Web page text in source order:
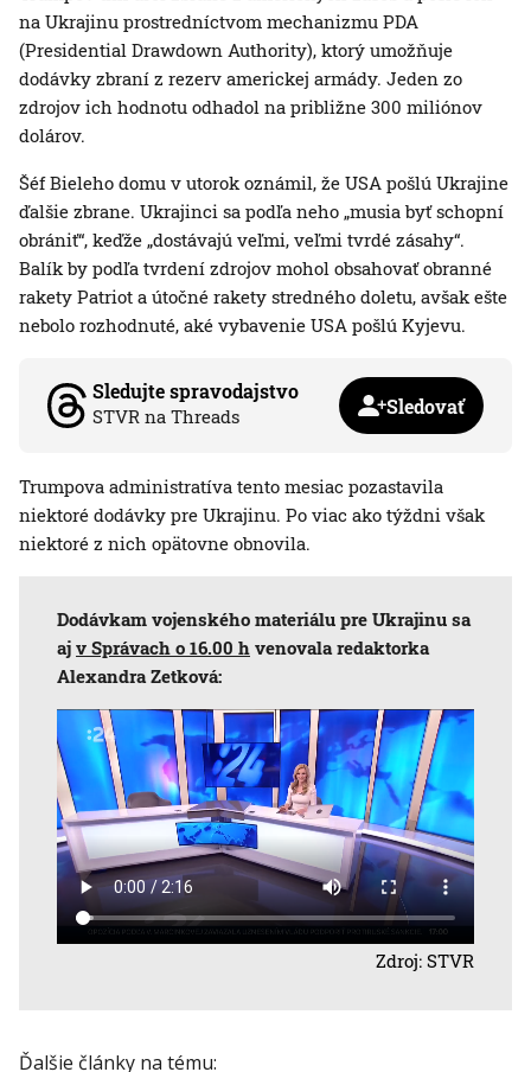
na Ukrajinu prostredníctvom mechanizmu PDA
(Presidential Drawdown Authority), ktorý umožňuje
dodávky zbraní z rezerv americkej armády. Jeden zo
zdrojov ich hodnotu odhadol na približne 300 miliónov
dolárov.
Šéf Bieleho domu v utorok oznámil, že USA pošlú Ukrajine
ďalšie zbrane. Ukrajinci sa podľa neho „musia byť schopní
obrániť“, keďže „dostávajú veľmi, veľmi tvrdé zásahy“.
Balík by podľa tvrdení zdrojov mohol obsahovať obranné
rakety Patriot a útočné rakety stredného doletu, avšak ešte
nebolo rozhodnuté, aké vybavenie USA pošlú Kyjevu.
Sledujte spravodajstvo
STVR na Threads Sledovať
Trumpova administratíva tento mesiac pozastavila
niektoré dodávky pre Ukrajinu. Po viac ako týždni však
niektoré z nich opätovne obnovila.
Dodávkam vojenského materiálu pre Ukrajinu sa
aj v Správach o 16.00 h venovala redaktorka
Alexandra Zetková:
Zdroj: STVR
Ďalšie články na tému: